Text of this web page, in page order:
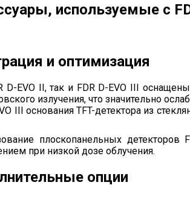
используемые с
и оптимизация
D-EVO II, так и FDR D-EVO III
излучения, что значительно
III основания TFT-детектора из
плоскопанельных
при низкой дозе облучения.
опции